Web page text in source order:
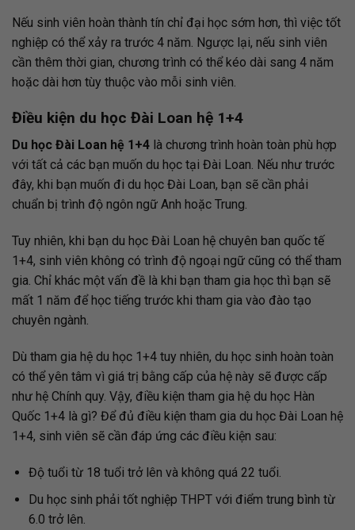
Nếu sinh viên hoàn thành tín chỉ đại học sớm hơn, thì việc tốt
nghiệp có thể xảy ra trước 4 năm. Ngược lại, nếu sinh viên
cần thêm thời gian, chương trình có thể kéo dài sang 4 năm
hoặc dài hơn tùy thuộc vào mỗi sinh viên.
Điều kiện du học Đài Loan hệ 1+4
Du học Đài Loan hệ 1+4 là chương trình hoàn toàn phù hợp
với tất cả các bạn muốn du học tại Đài Loan. Nếu như trước
đây, khi bạn muốn đi du học Đài Loan, bạn sẽ cần phải
chuẩn bị trình độ ngôn ngữ Anh hoặc Trung.
Tuy nhiên, khi bạn du học Đài Loan hệ chuyên ban quốc tế
1+4, sinh viên không có trình độ ngoại ngữ cũng có thể tham
gia. Chỉ khác một vấn đề là khi bạn tham gia học thì bạn sẽ
mất 1 năm để học tiếng trước khi tham gia vào đào tạo
chuyên ngành.
Dù tham gia hệ du học 1+4 tuy nhiên, du học sinh hoàn toàn
có thể yên tâm vì giá trị bằng cấp của hệ này sẽ được cấp
như hệ Chính quy. Vậy, điều kiện tham gia hệ du học Hàn
Quốc 1+4 là gì? Để đủ điều kiện tham gia du học Đài Loan hệ
1+4, sinh viên sẽ cần đáp ứng các điều kiện sau:
Độ tuổi từ 18 tuổi trở lên và không quá 22 tuổi.
Du học sinh phải tốt nghiệp THPT với điểm trung bình từ
6.0 trở lên.